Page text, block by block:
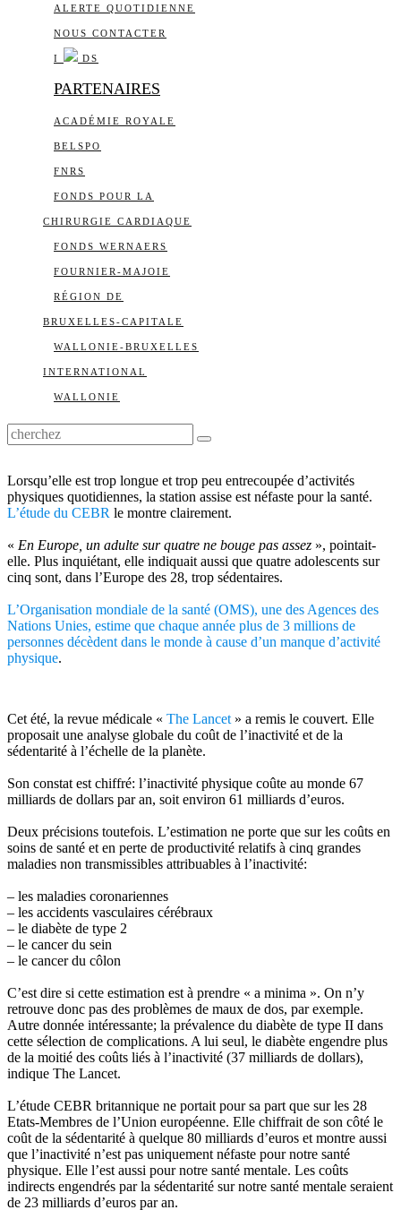
ALERTE QUOTIDIENNE
NOUS CONTACTER
I DS
PARTENAIRES
ACADÉMIE ROYALE
BELSPO
FNRS
FONDS POUR LA
CHIRURGIE CARDIAQUE
FONDS WERNAERS
FOURNIER-MAJOIE
RÉGION DE
BRUXELLES-CAPITALE
WALLONIE-BRUXELLES
INTERNATIONAL
WALLONIE
Lorsqu’elle est trop longue et trop peu entrecoupée d’activités
physiques quotidiennes, la station assise est néfaste pour la santé.
L’étude du CEBR le montre clairement.
« En Europe, un adulte sur quatre ne bouge pas assez », pointait-
elle. Plus inquiétant, elle indiquait aussi que quatre adolescents sur
cinq sont, dans l’Europe des 28, trop sédentaires.
L’Organisation mondiale de la santé (OMS), une des Agences des
Nations Unies, estime que chaque année plus de 3 millions de
personnes décèdent dans le monde à cause d’un manque d’activité
physique.
Cet été, la revue médicale « The Lancet » a remis le couvert. Elle
proposait une analyse globale du coût de l’inactivité et de la
sédentarité à l’échelle de la planète.
Son constat est chiffré: l’inactivité physique coûte au monde 67
milliards de dollars par an, soit environ 61 milliards d’euros.
Deux précisions toutefois. L’estimation ne porte que sur les coûts en
soins de santé et en perte de productivité relatifs à cinq grandes
maladies non transmissibles attribuables à l’inactivité:
– les maladies coronariennes
– les accidents vasculaires cérébraux
– le diabète de type 2
– le cancer du sein
– le cancer du côlon
C’est dire si cette estimation est à prendre « a minima ». On n’y
retrouve donc pas des problèmes de maux de dos, par exemple.
Autre donnée intéressante; la prévalence du diabète de type II dans
cette sélection de complications. A lui seul, le diabète engendre plus
de la moitié des coûts liés à l’inactivité (37 milliards de dollars),
indique The Lancet.
L’étude CEBR britannique ne portait pour sa part que sur les 28
Etats-Membres de l’Union européenne. Elle chiffrait de son côté le
coût de la sédentarité à quelque 80 milliards d’euros et montre aussi
que l’inactivité n’est pas uniquement néfaste pour notre santé
physique. Elle l’est aussi pour notre santé mentale. Les coûts
indirects engendrés par la sédentarité sur notre santé mentale seraient
de 23 milliards d’euros par an.